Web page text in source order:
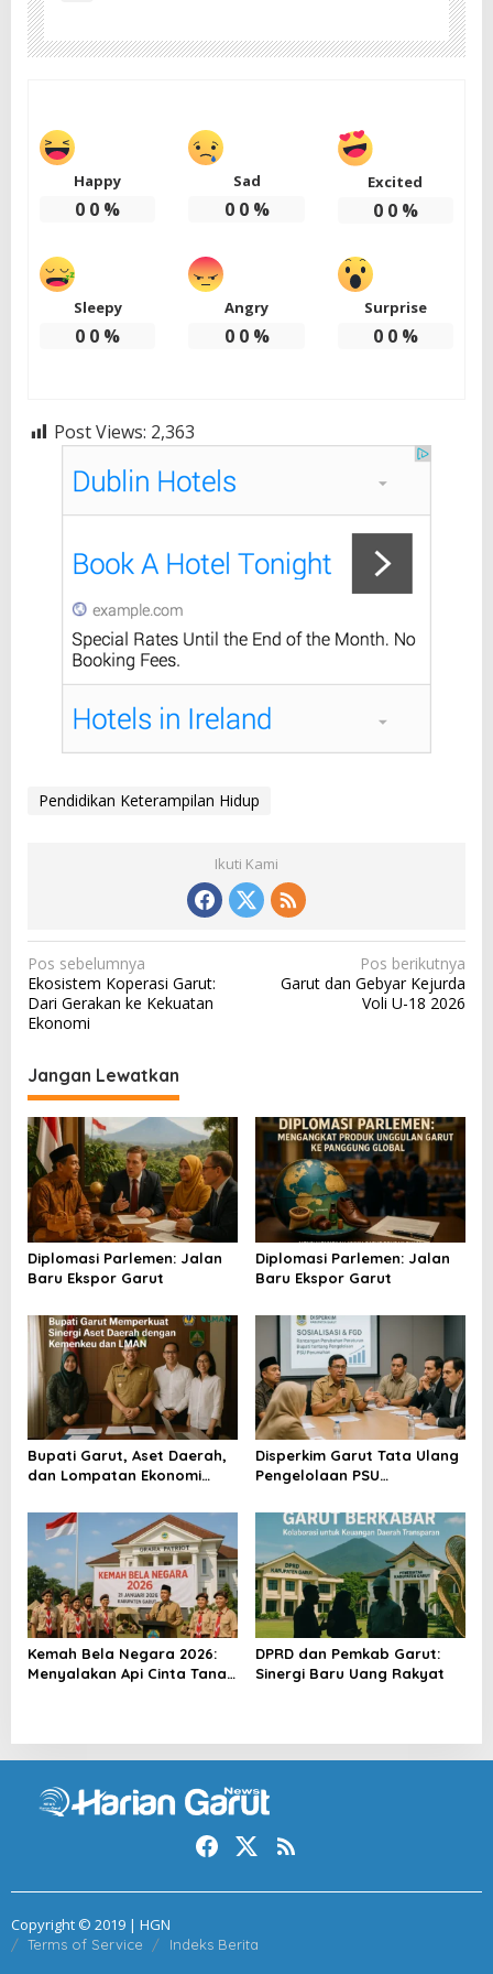
Happy
0 0 %
Sad
0 0%
Excited
0 0%
Sleepy
0 0 %
Angry
0 0%
Surprise
0 0%
Post Views: 2,363
Pendidikan Keterampilan Hidup
Ikuti Kami
N
a
v
g
a
s
i
p
o
s
Pos sebelumnya
Ekosistem Koperasi Garut:
Dari Gerakan ke Kekuatan
Ekonomi
Pos berikutnya
Garut dan Gebyar Kejurda
Voli U-18 2026
Jangan Lewatkan
Diplomasi Parlemen: Jalan
Baru Ekspor Garut
Diplomasi Parlemen: Jalan
Baru Ekspor Garut
Bupati Garut, Aset Daerah,
dan Lompatan Ekonomi
Disperkim Garut Tata Ulang
Pengelolaan PSU
Kemah Bela Negara 2026:
Menyalakan Api Cinta Tanah
DPRD dan Pemkab Garut:
Sinergi Baru Uang Rakyat
Copyright © 2019 | HGN
Terms of Service Indeks Berita